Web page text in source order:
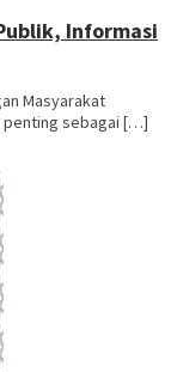
Informasi
Masyarakat
penting sebagai […]